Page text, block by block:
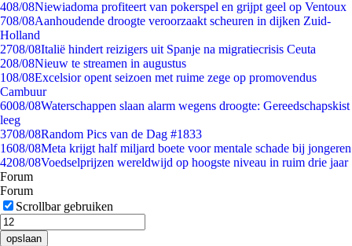
408/08Niewiadoma profiteert van pokerspel en grijpt geel op Ventoux
708/08Aanhoudende droogte veroorzaakt scheuren in dijken Zuid-
Holland
2708/08Italië hindert reizigers uit Spanje na migratiecrisis Ceuta
208/08Nieuw te streamen in augustus
108/08Excelsior opent seizoen met ruime zege op promovendus
Cambuur
6008/08Waterschappen slaan alarm wegens droogte: Gereedschapskist
leeg
3708/08Random Pics van de Dag #1833
1608/08Meta krijgt half miljard boete voor mentale schade bij jongeren
4208/08Voedselprijzen wereldwijd op hoogste niveau in ruim drie jaar
Forum
Forum
Scrollbar gebruiken
opslaan